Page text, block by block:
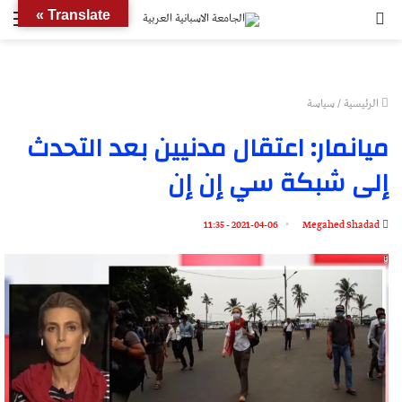
الرئيسية/سياسة
ميانمار: اعتقال مدنيين بعد التحدث
إلى شبكة سي إن إن
Megahed Shadad
2021-04-06 - 11:35
Translate »